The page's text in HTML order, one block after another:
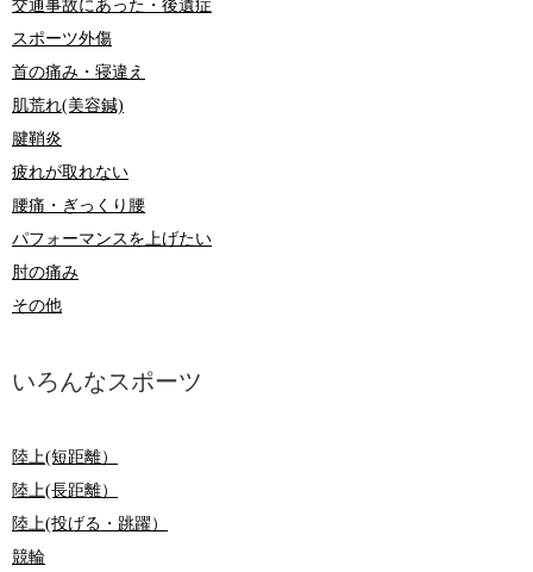
交通事故にあった・後遺症
スポーツ外傷
首の痛み・寝違え
肌荒れ(美容鍼)
腱鞘炎
疲れが取れない
腰痛・ぎっくり腰
パフォーマンスを上げたい
肘の痛み
その他
いろんなスポーツ
陸上(短距離）
陸上(長距離）
陸上(投げる・跳躍）
競輪